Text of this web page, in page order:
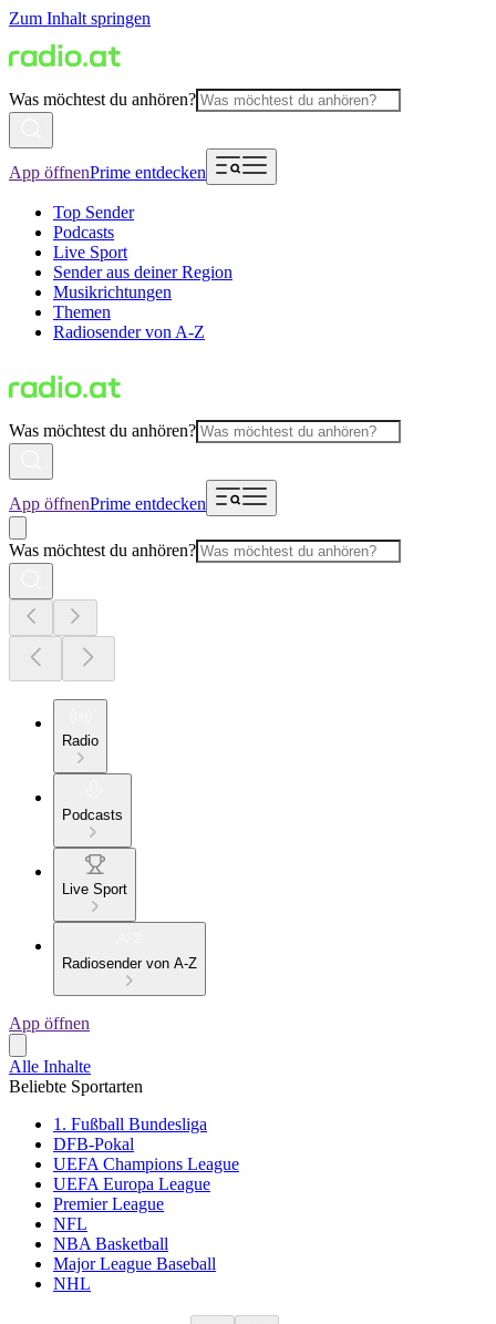
Zum Inhalt springen
Was möchtest du anhören?
App öffnenPrime entdecken
Top Sender
Podcasts
Live Sport
Sender aus deiner Region
Musikrichtungen
Themen
Radiosender von A-Z
Was möchtest du anhören?
App öffnenPrime entdecken
Was möchtest du anhören?
Radio
Podcasts
Live Sport
Radiosender von A-Z
App öffnen
Alle Inhalte
Beliebte Sportarten
1. Fußball Bundesliga
DFB-Pokal
UEFA Champions League
UEFA Europa League
Premier League
NFL
NBA Basketball
Major League Baseball
NHL